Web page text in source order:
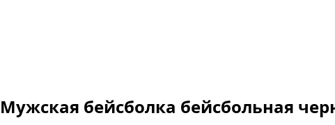
Мужская бейсболка бейсбольная